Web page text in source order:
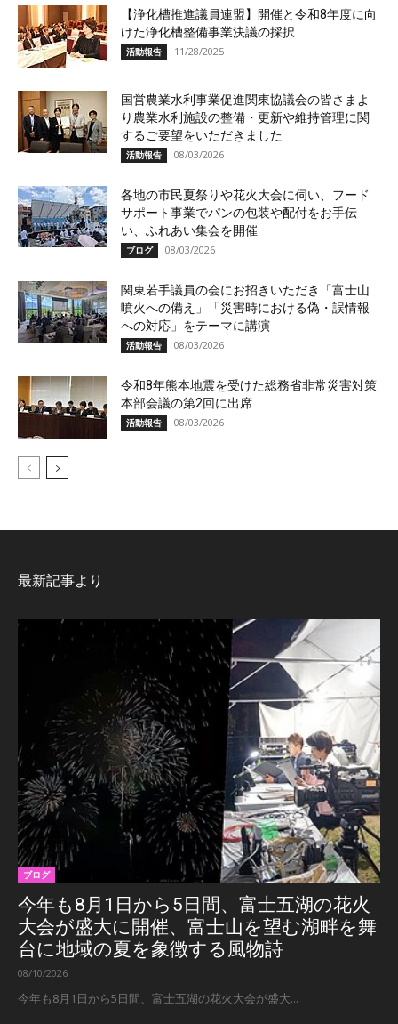
【浄化槽推進議員連盟】開催と令和8年度に向
けた浄化槽整備事業決議の採択
活動報告 11/28/2025
国営農業水利事業促進関東協議会の皆さまよ
り農業水利施設の整備・更新や維持管理に関
するご要望をいただきました
活動報告 08/03/2026
各地の市民夏祭りや花火大会に伺い、フード
サポート事業でパンの包装や配付をお手伝
い、ふれあい集会を開催
ブログ 08/03/2026
関東若手議員の会にお招きいただき「富士山
噴火への備え」「災害時における偽・誤情報
への対応」をテーマに講演
活動報告 08/03/2026
令和8年熊本地震を受けた総務省非常災害対策
本部会議の第2回に出席
活動報告 08/03/2026
最新記事より
ブログ
今年も8月1日から5日間、富士五湖の花火
大会が盛大に開催、富士山を望む湖畔を舞
台に地域の夏を象徴する風物詩
08/10/2026
今年も8月1日から5日間、富士五湖の花火大会が盛大...